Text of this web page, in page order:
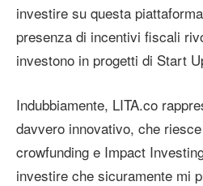
investire su questa
presenza di incentivi fiscali
investono in progetti di Start
Indubbiamente, LITA.co
davvero innovativo, che
crowfunding e Impact
investire che sicuramente mi